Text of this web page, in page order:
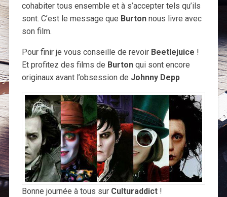
cohabiter tous ensemble et à s’accepter tels qu’ils
sont. C’est le message que Burtonnous livre avec
son film.
Pour finir je vous conseille de revoir Beetlejuice !
Et profitez des films de Burtonqui sont encore
originaux avant l’obsession de Johnny Depp
Bonne journée à tous sur Culturaddict!